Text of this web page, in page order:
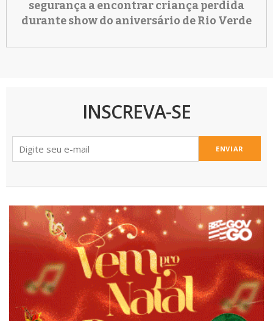
segurança a encontrar criança perdida
durante show do aniversário de Rio Verde
INSCREVA-SE
ENVIAR